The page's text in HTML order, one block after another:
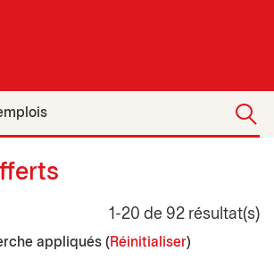
1-20 de 92 résultat(s)
appliqués ( Réinitialiser)